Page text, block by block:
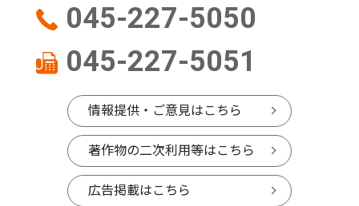
045-227-5050
045-227-5051
情報提供・ご意見はこちら
著作物の二次利用等はこちら
広告掲載はこちら